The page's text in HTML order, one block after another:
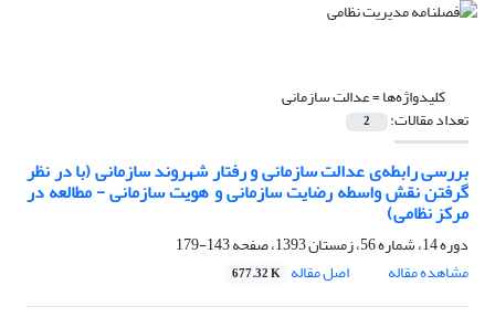
کلیدواژه‌ها =عدالت سازمانی
تعداد مقالات: 2
بررسی رابطه‌ی عدالت سازمانی و رفتار شهروند سازمانی (با در نظر
گرفتن نقش واسطه رضایت سازمانی و هویت سازمانی - مطالعه در
مرکز نظامی)
دوره 14، شماره 56، زمستان 1393، صفحه
143-179
مشاهده مقاله
اصل مقاله 677.32 K